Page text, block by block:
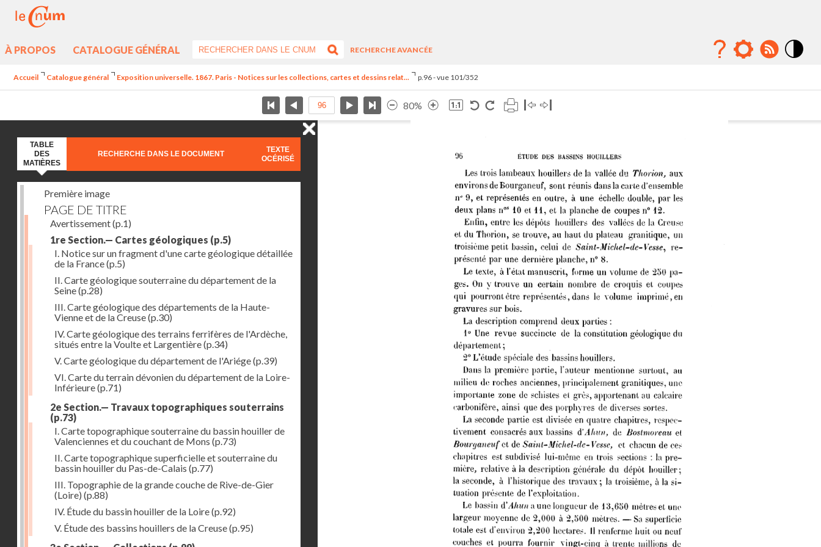
À PROPOS CATALOGUE GÉNÉRAL
RECHERCHE AVANCÉE
Accueil Catalogue général Exposition universelle. 1867. Paris - Notices sur les collections, cartes et dessins relat... p.96 - vue 101/352
80%
TABLE
DES
MATIÈRES
RECHERCHE DANS LE DOCUMENT
TEXTE
OCÉRISÉ
Première image
PAGE DE TITRE
Avertissement(p.1)
1re Section.— Cartes géologiques (p.5)
I. Notice sur un fragment d'une carte géologique détaillée
de la France(p.5)
II. Carte géologique souterraine du département de la
Seine(p.28)
III. Carte géologique des départements de la Haute-
Vienne et de la Creuse(p.30)
IV. Carte géologique des terrains ferrifères de l'Ardèche,
situés entre la Voulte et Largentière(p.34)
V. Carte géologique du département de l'Ariége(p.39)
VI. Carte du terrain dévonien du département de la Loire-
Inférieure(p.71)
2e Section.— Travaux topographiques souterrains
(p.73)
I. Carte topographique souterraine du bassin houiller de
Valenciennes et du couchant de Mons (p.73)
II. Carte topographique superficielle et souterraine du
bassin houiller du Pas-de-Calais (p.77)
III. Topographie de la grande couche de Rive-de-Gier
(Loire) (p.88)
IV. Étude du bassin houiller de la Loire(p.92)
V. Étude des bassins houillers de la Creuse(p.95)